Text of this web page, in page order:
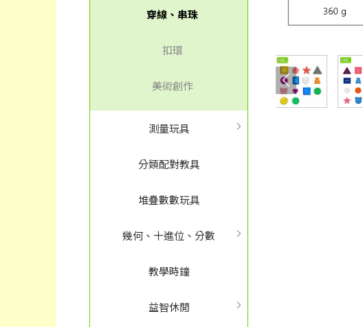
穿線、串珠
扣環
美術創作
測量玩具
分類配對教具
堆疊數數玩具
幾何、十進位、分數
教學時鐘
益智休閒